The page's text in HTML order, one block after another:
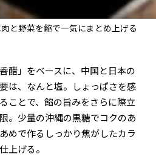
と野菜を餡で一気にまとめ上げる
醋」をベースに、中国と日本の
は、なんと塩。しょっぱさを感
ことで、餡の旨みをさらに際立
。少量の沖縄の黒糖でコクのあ
めで作るしっかり焦がしたカラ
上げる。